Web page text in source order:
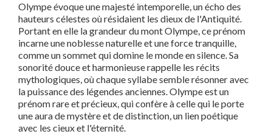
Olympe évoque une majesté intemporelle, un écho des
hauteurs célestes où résidaient les dieux de l'Antiquité.
Portant en elle la grandeur du mont Olympe, ce prénom
incarne une noblesse naturelle et une force tranquille,
comme un sommet qui domine le monde en silence. Sa
sonorité douce et harmonieuse rappelle les récits
mythologiques, où chaque syllabe semble résonner avec
la puissance des légendes anciennes. Olympe est un
prénom rare et précieux, qui confère à celle qui le porte
une aura de mystère et de distinction, un lien poétique
avec les cieux et l'éternité.